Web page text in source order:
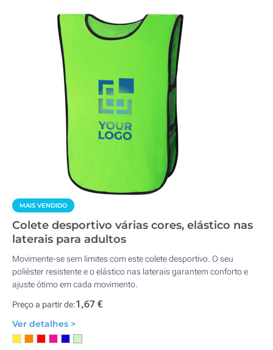
MAIS VENDIDO
Colete desportivo várias cores, elástico nas
laterais para adultos
Movimente-se sem limites com este colete desportivo. O seu
poliéster resistente e o elástico nas laterais garantem conforto e
ajuste ótimo em cada movimento.
Preço a partir de:1,67 €
Ver detalhes >